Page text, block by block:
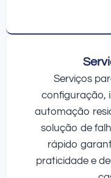
Serviços
configuração,
automação
solução de
rápido
praticidade e